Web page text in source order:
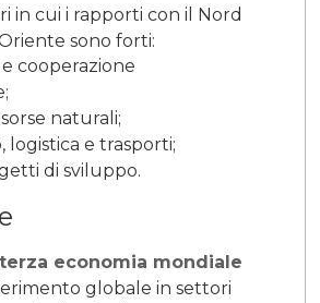
in cui i rapporti con il Nord
sono forti:
cooperazione
naturali;
logistica e trasporti;
di sviluppo.
terza economia mondiale
globale in settori